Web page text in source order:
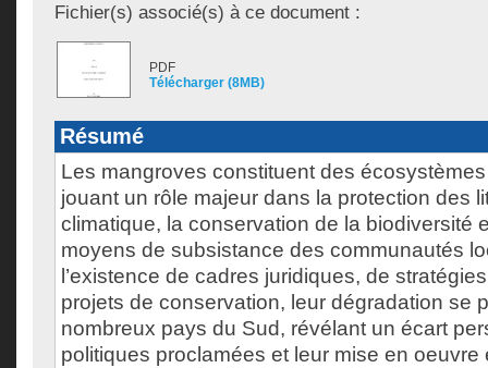
Fichier(s) associé(s) à ce document :
PDF
Télécharger (8MB)
Résumé
Les mangroves constituent des
jouant un rôle majeur dans la protection des
climatique, la conservation de la biodiversité
moyens de subsistance des communautés
l’existence de cadres juridiques, de
projets de conservation, leur dégradation se
nombreux pays du Sud, révélant un écart
politiques proclamées et leur mise en oeuvre